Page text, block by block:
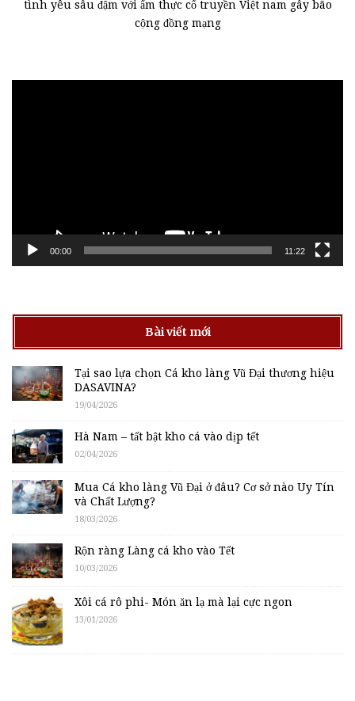
tình yêu sâu đậm với ẩm thực cổ truyền Việt nam gây bão
cộng đồng mạng
00:00 11:22
Bài viết mới
Tại sao lựa chọn Cá kho làng Vũ Đại thương hiệu
DASAVINA?
19/04/2026
Hà Nam – tất bật kho cá vào dịp tết
02/04/2026
Mua Cá kho làng Vũ Đại ở đâu? Cơ sở nào Uy Tín
và Chất Lượng?
18/03/2026
Rộn ràng Làng cá kho vào Tết
10/03/2026
Xôi cá rô phi- Món ăn lạ mà lại cực ngon
13/01/2026